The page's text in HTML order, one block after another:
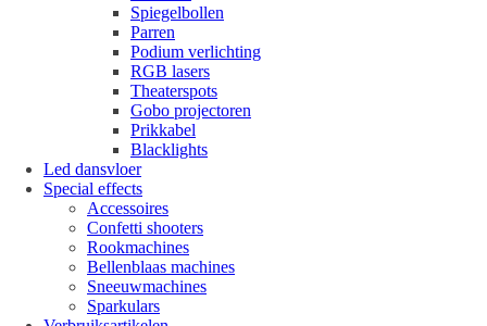
Spiegelbollen
Parren
Podium verlichting
RGB lasers
Theaterspots
Gobo projectoren
Prikkabel
Blacklights
Led dansvloer
Special effects
Accessoires
Confetti shooters
Rookmachines
Bellenblaas machines
Sneeuwmachines
Sparkulars